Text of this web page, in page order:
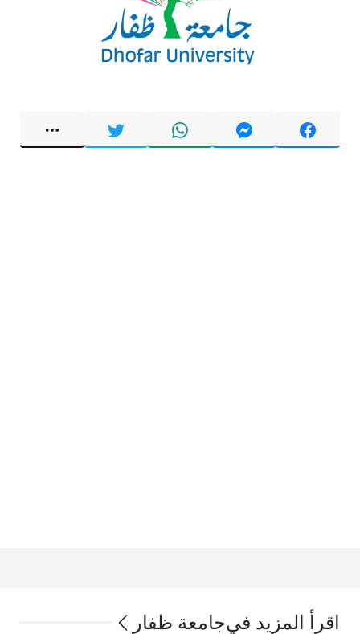
اقرأ المزيد فيجامعة ظفار